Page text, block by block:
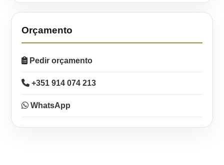
Orçamento
Pedir orçamento
+351 914 074 213
WhatsApp